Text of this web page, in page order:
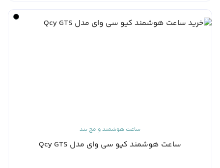
ساعت هوشمند و مچ بند
ساعت هوشمند کیو سی وای مدل Qcy GTS